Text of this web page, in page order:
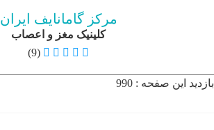
تماس با ما
ثبت نام
مرکز گامانایف ایران
کلینیک مغز و اعصاب
(9)
بازدید این صفحه : 990